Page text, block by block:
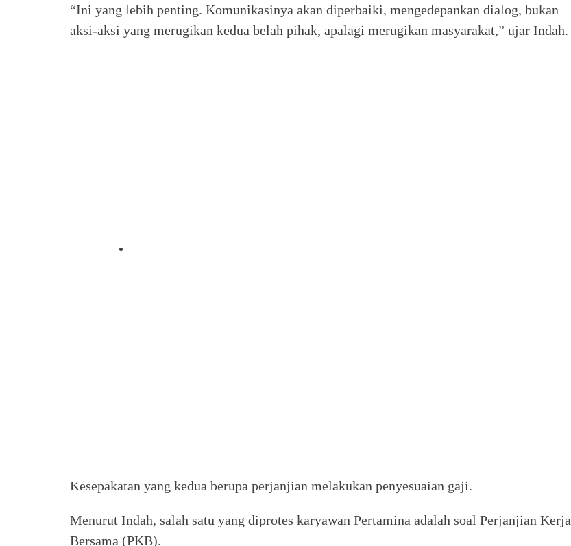
“Ini yang lebih penting. Komunikasinya akan diperbaiki, mengedepankan dialog, bukan
aksi-aksi yang merugikan kedua belah pihak, apalagi merugikan masyarakat,” ujar Indah.
Kesepakatan yang kedua berupa perjanjian melakukan penyesuaian gaji.
Menurut Indah, salah satu yang diprotes karyawan Pertamina adalah soal Perjanjian Kerja
Bersama (PKB).